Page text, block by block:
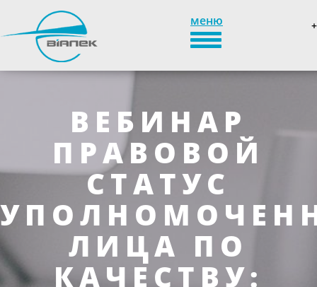
меню
TOGGLE_NAVIGATION
ВЕБИНАР
ПРАВОВОЙ
СТАТУС
ЛИЦА ПО
КАЧЕСТВУ: